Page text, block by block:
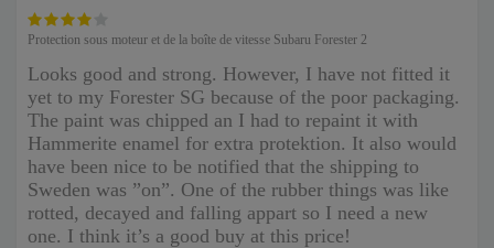
Protection sous moteur et de la boîte de vitesse Subaru Forester 2
Looks good and strong. However, I have not fitted it
yet to my Forester SG because of the poor packaging.
The paint was chipped an I had to repaint it with
Hammerite enamel for extra protektion. It also would
have been nice to be notified that the shipping to
Sweden was ”on”. One of the rubber things was like
rotted, decayed and falling appart so I need a new
one. I think it’s a good buy at this price!